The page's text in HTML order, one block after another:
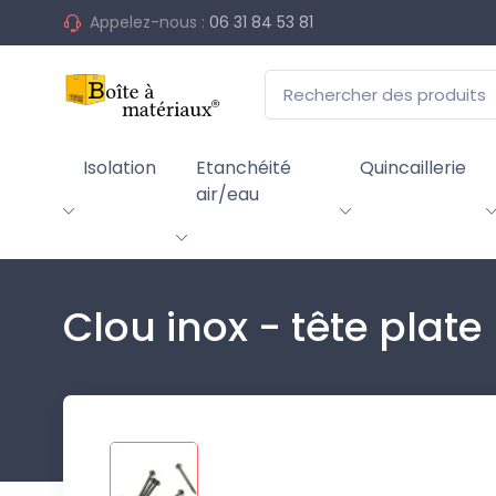
Appelez-nous : 06 31 84 53 81
Isolation
Etanchéité
air/eau
Quincaillerie
Clou inox - tête